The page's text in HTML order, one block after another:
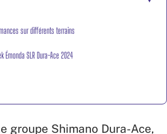
sur différents terrains
Émonda SLR Dura-Ace 2024
groupe Shimano Dura-Ace,